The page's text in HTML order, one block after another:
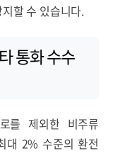
할 수 있습니다.
통화 수수
를 제외한 비주류
대 2% 수준의 환전